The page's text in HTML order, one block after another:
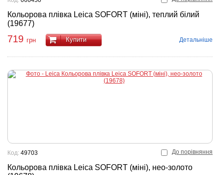
Кольорова плівка Leica SOFORT (міні), теплий білий
(19677)
719 грн Купити Детальніше
До порівняння
Кольорова плівка Leica SOFORT (міні), нео-золото
Код: 49703